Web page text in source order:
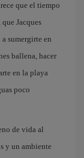
que el tiempo
Jacques
sumergirte en
ballena, hacer
en la playa
poco
de vida al
y un ambiente